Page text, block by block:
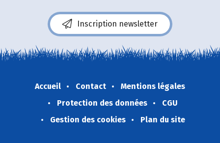
Inscription newsletter
Accueil Contact
Mentions légales
Protection des données
CGU
Gestion des cookies
Plan du site